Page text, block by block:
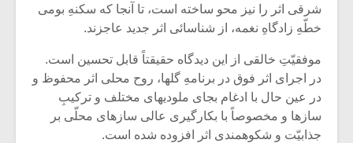
شرقی اثر را نیز محو ساخته است، تا آنجا که سکنهِ بومی
خطّهِ زادگاهِ نغمه، از شناسائی اثر جدید عاجزند.
موفقیّتِ خالقی از این دیدگاه حقیقتاً قابل تحسین است.
در اجرای اثر فوق در برنامهِ گلها، روح محلی اثر محفوظ و
در عین حال با ادغام بجای ملودیهای مختلف و ترکیبِ
سازها و مخصوصاً با بکارگیری عالی سازهای محلّی بر
جذابیّت و شکوهمندی اثر افزوده شده است.
میکلوش روژا